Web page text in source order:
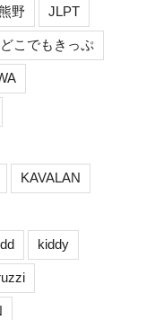
野 JLPT
こでもきっぷ
KAVALAN
kiddy